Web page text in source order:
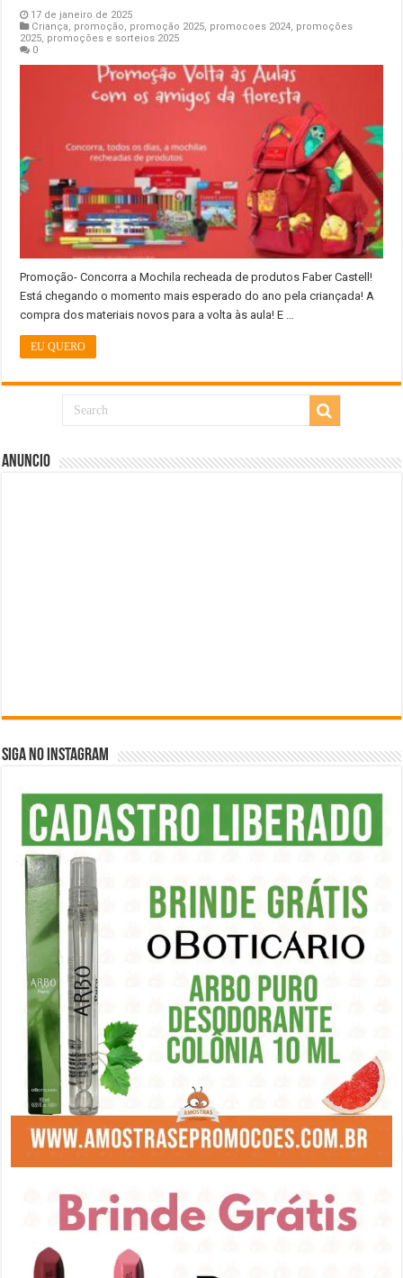
17 de janeiro de 2025
Criança, promoção, promoção 2025, promocoes 2024, promoções
2025, promoções e sorteios 2025
0
Promoção- Concorra a Mochila recheada de produtos Faber Castell!
Está chegando o momento mais esperado do ano pela criançada! A
compra dos materiais novos para a volta às aula! E …
EU QUERO
Anuncio
SIGA NO INSTAGRAM